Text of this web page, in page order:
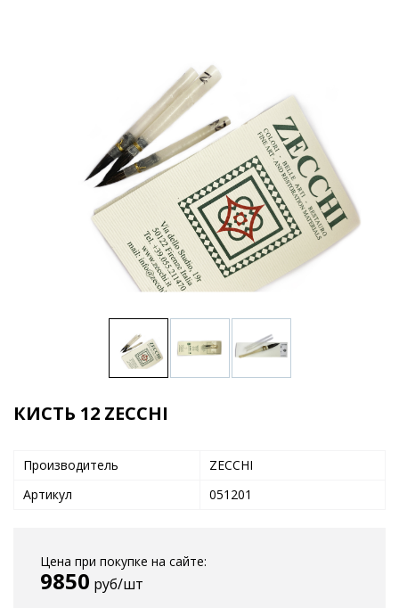
КИСТЬ 12 ZECCHI
Производитель
ZECCHI
Артикул
051201
Цена при покупке на сайте:
9850 руб/шт